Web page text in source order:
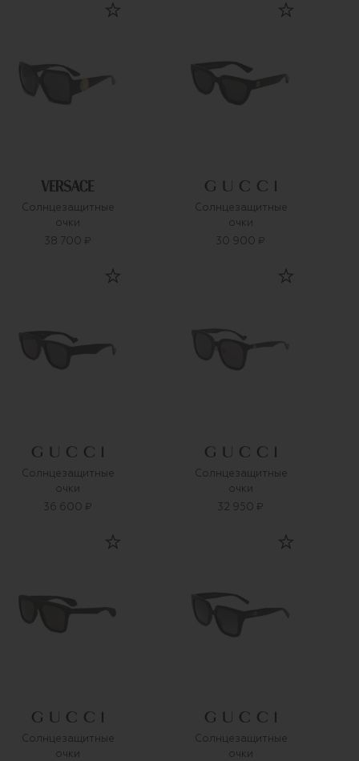
Солнцезащитные
очки
38 700 ₽
Солнцезащитные
очки
30 900 ₽
Солнцезащитные
очки
36 600 ₽
Солнцезащитные
очки
32 950 ₽
Солнцезащитные
очки
Солнцезащитные
очки